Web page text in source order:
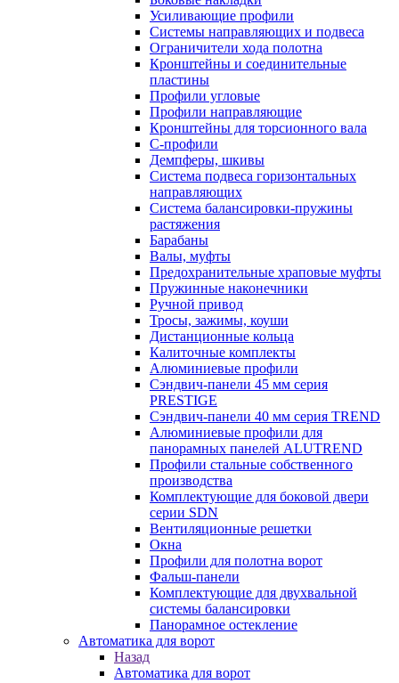
Усиливающие профили
Системы направляющих и подвеса
Ограничители хода полотна
Кронштейны и соединительные
пластины
Профили угловые
Профили направляющие
Кронштейны для торсионного вала
С-профили
Демпферы, шкивы
Система подвеса горизонтальных
направляющих
Система балансировки-пружины
растяжения
Барабаны
Валы, муфты
Предохранительные храповые муфты
Пружинные наконечники
Ручной привод
Тросы, зажимы, коуши
Дистанционные кольца
Калиточные комплекты
Алюминиевые профили
Сэндвич-панели 45 мм серия
PRESTIGE
Сэндвич-панели 40 мм серия TREND
Алюминиевые профили для
панорамных панелей ALUTREND
Профили стальные собственного
производства
Комплектующие для боковой двери
серии SDN
Вентиляционные решетки
Окна
Профили для полотна ворот
Фальш-панели
Комплектующие для двухвальной
системы балансировки
Панорамное остекление
Автоматика для ворот
Назад
Автоматика для ворот